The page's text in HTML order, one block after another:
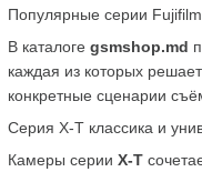
Популярные серии
В каталоге gsmshop.md
каждая из которых
конкретные сценарии
Серия X-T классика и
Камеры серии X-T